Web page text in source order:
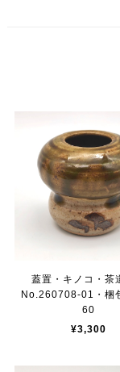
蓋置・キノコ・茶
No.260708-01・梱
60
¥3,300